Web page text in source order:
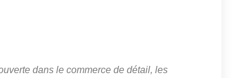
dans le commerce de détail, les